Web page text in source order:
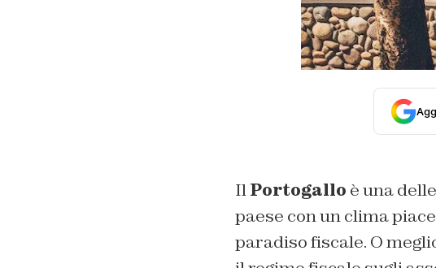
IlPortogallo è una
paese con un clima
paradiso fiscale. O